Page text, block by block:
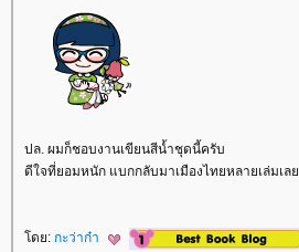
ปล. ผมก็ชอบงานเขียนสีน้ำชุดนี้ครับ
ดีใจที่ยอมหนัก แบกกลับมาเมืองไทยหลายเล่มเล
ดย: กะว่าก๋า